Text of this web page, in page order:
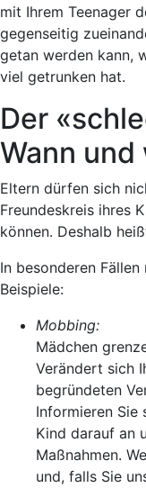
mit Ihrem Teenager
gegenseitig
getan werden kann,
viel getrunken hat.
Der
Wann
Eltern dürfen sich
Freundeskreis ihres
können. Deshalb
In besonderen
Beispiele:
Mobbing:
Mädchen
Verändert sich
begründeten
Informieren Sie
Kind darauf an
Maßnahmen.
und, falls Sie